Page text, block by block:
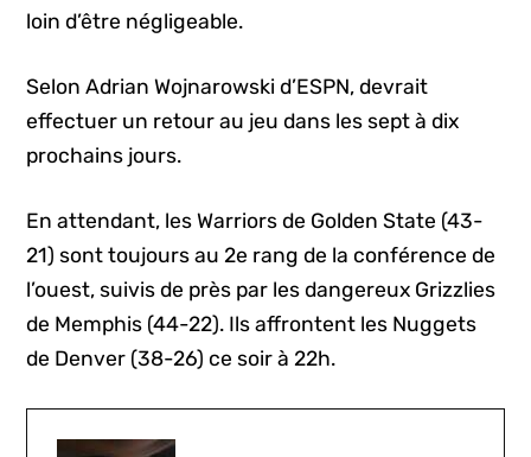
loin d’être négligeable.
Selon Adrian Wojnarowski d’ESPN, devrait
effectuer un retour au jeu dans les sept à dix
prochains jours.
En attendant, les Warriors de Golden State (43-
21) sont toujours au 2e rang de la conférence de
l’ouest, suivis de près par les dangereux Grizzlies
de Memphis (44-22). Ils affrontent les Nuggets
de Denver (38-26) ce soir à 22h.